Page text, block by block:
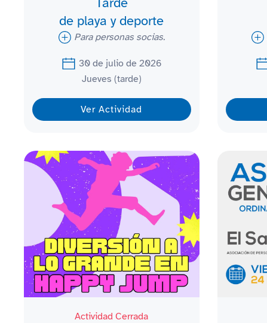
de playa y deporte
Para personas socias.
30 de julio de 2026
Jueves (tarde)
Ver Actividad
Actividad Cerrada